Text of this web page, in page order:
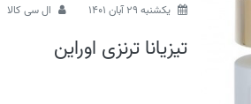
يكشنبه 29 آبان 1401 ال سی کالا
تیزیانا ترنزی اوراین